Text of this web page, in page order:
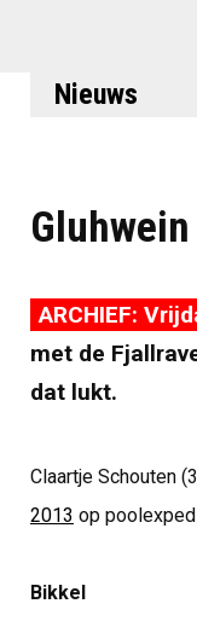
Nieuws
ARCHIEF:
met de
dat lukt.
Claartje Schouten
2013 op
Bikkel